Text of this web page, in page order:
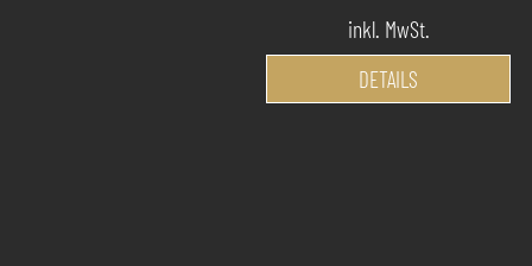
Varianten
Die
inkl. MwSt.
DETAILS